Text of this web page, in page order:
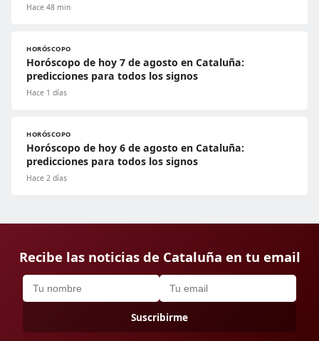
Hace 48 min
HORÓSCOPO
Horóscopo de hoy 7 de agosto en Cataluña:
predicciones para todos los signos
Hace 1 días
HORÓSCOPO
Horóscopo de hoy 6 de agosto en Cataluña:
predicciones para todos los signos
Hace 2 días
Recibe las noticias de Cataluña en tu email
Suscribirme